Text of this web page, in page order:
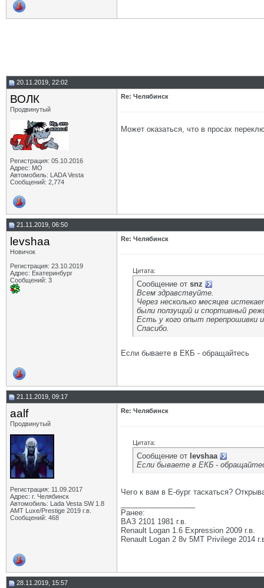
20.11.2019, 22:02
ВОЛК
Продвинутый
Регистрация: 05.10.2016
Адрес: МО
Автомобиль: LADA Vesta
Сообщений: 2,774
Re: Челябинск
Может оказаться, что в просах
21.11.2019, 06:50
levshaa
Новичок
Регистрация: 23.10.2019
Адрес: Екатеринбург
Сообщений: 3
Re: Челябинск
Цитата:
Сообщение от snz
Всем здравствуйте.
Через несколько месяцев
были ползущий и спортивный
Есть у кого опыт перепрошивки
Спасибо.
Если бываете в ЕКБ - обращайтесь
21.11.2019, 09:17
aalf
Продвинутый
Регистрация: 11.09.2017
Адрес: г. Челябинск
Автомобиль: Lada Vesta SW 1.8
АМТ Luxe/Prestige 2019 г.в.
Сообщений: 468
Re: Челябинск
Цитата:
Сообщение от levshaa
Если бываете в ЕКБ -
Чего к вам в Е-бург таскаться?
Ранее:
ВАЗ 2101 1981 г.в.
Renault Logan 1.6 Expression 2009 г.в.
Renault Logan 2 8v 5МТ Privilege 2014
28.11.2019, 15:57